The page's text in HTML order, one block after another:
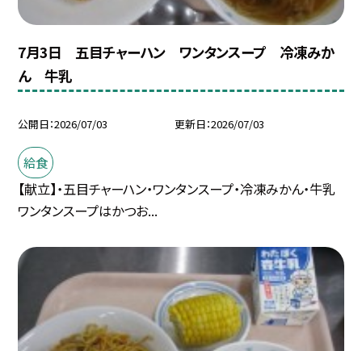
7月3日 五目チャーハン ワンタンスープ 冷凍みか
ん 牛乳
公開日 2026/07/03 更新日 2026/07/03
給食
【献立】・五目チャーハン・ワンタンスープ・冷凍みかん・牛乳
ワンタンスープはかつお...